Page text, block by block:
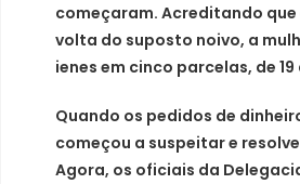
começaram. Acreditando
volta do suposto noivo, a
ienes em cinco parcelas, de
Quando os pedidos de
começou a suspeitar e
Agora, os oficiais da